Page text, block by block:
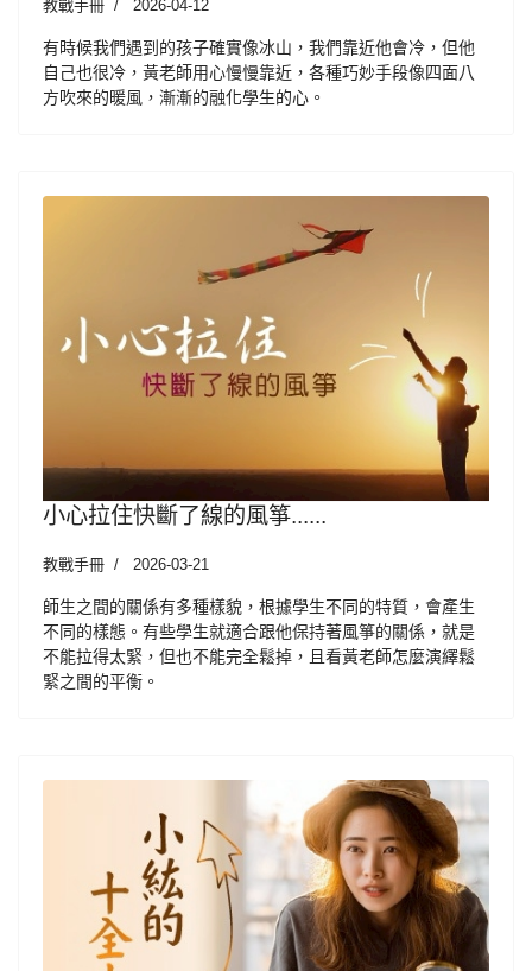
教戰手冊 2026-04-12
有時候我們遇到的孩子確實像冰山，我們靠近他會冷，但他
自己也很冷，黃老師用心慢慢靠近，各種巧妙手段像四面八
方吹來的暖風，漸漸的融化學生的心。
小心拉住快斷了線的風箏......
教戰手冊 2026-03-21
師生之間的關係有多種樣貌，根據學生不同的特質，會產生
不同的樣態。有些學生就適合跟他保持著風箏的關係，就是
不能拉得太緊，但也不能完全鬆掉，且看黃老師怎麼演繹鬆
緊之間的平衡。